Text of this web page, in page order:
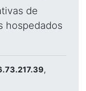
de
hospedados
,